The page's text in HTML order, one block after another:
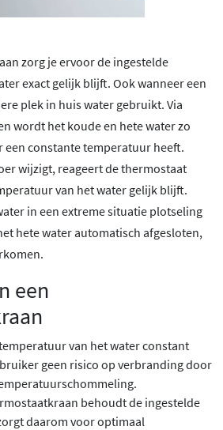
zorg je ervoor de ingestelde
exact gelijk blijft. Ook wanneer een
plek in huis water gebruikt. Via
wordt het koude en hete water zo
een constante temperatuur heeft.
wijzigt, reageert de thermostaat
van het water gelijk blijft.
in een extreme situatie plotseling
hete water automatisch afgesloten,
een
van het water constant
geen risico op verbranding door
behoudt de ingestelde
daarom voor optimaal